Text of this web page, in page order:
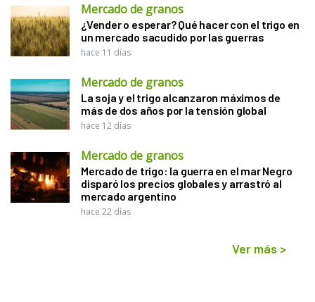
Mercado de granos
¿Vender o esperar? Qué hacer con el trigo en
un mercado sacudido por las guerras
hace 11 días
Mercado de granos
La soja y el trigo alcanzaron máximos de
más de dos años por la tensión global
hace 12 días
Mercado de granos
Mercado de trigo: la guerra en el mar Negro
disparó los precios globales y arrastró al
mercado argentino
hace 22 días
Ver más >